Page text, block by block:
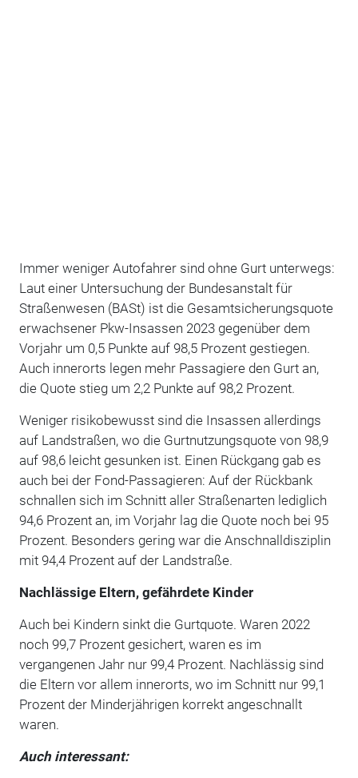
Immer weniger Autofahrer sind ohne Gurt unterwegs:
Laut einer Untersuchung der Bundesanstalt für
Straßenwesen (BASt) ist die Gesamtsicherungsquote
erwachsener Pkw-Insassen 2023 gegenüber dem
Vorjahr um 0,5 Punkte auf 98,5 Prozent gestiegen.
Auch innerorts legen mehr Passagiere den Gurt an,
die Quote stieg um 2,2 Punkte auf 98,2 Prozent.
Weniger risikobewusst sind die Insassen allerdings
auf Landstraßen, wo die Gurtnutzungsquote von 98,9
auf 98,6 leicht gesunken ist. Einen Rückgang gab es
auch bei der Fond-Passagieren: Auf der Rückbank
schnallen sich im Schnitt aller Straßenarten lediglich
94,6 Prozent an, im Vorjahr lag die Quote noch bei 95
Prozent. Besonders gering war die Anschnalldisziplin
mit 94,4 Prozent auf der Landstraße.
Nachlässige Eltern, gefährdete Kinder
Auch bei Kindern sinkt die Gurtquote. Waren 2022
noch 99,7 Prozent gesichert, waren es im
vergangenen Jahr nur 99,4 Prozent. Nachlässig sind
die Eltern vor allem innerorts, wo im Schnitt nur 99,1
Prozent der Minderjährigen korrekt angeschnallt
waren.
Auch interessant: